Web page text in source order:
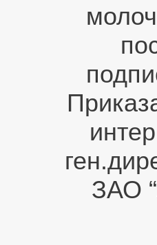
ЗАО
ПРОДУКТЫ
ПАРТНЕРЫ
КОНТАКТЫ